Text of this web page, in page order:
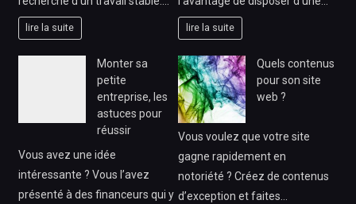
lire la suite lire la suite
Monter sa
petite
entreprise, les
astuces pour
réussir
Vous avez une idée
intéressante ? Vous l’avez
présenté à des financeurs qui y
Quels contenus
pour son site
web ?
Vous voulez que votre site
gagne rapidement en
notoriété ? Créez de contenus
d’exception et faites…